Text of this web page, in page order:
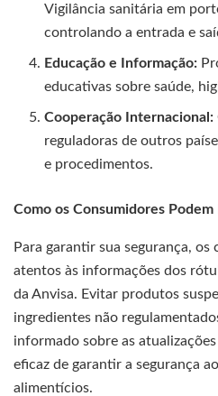
Vigilância sanitária em
controlando a entrada e
Educação e Informação:
educativas sobre saúde,
Cooperação Internacional:
reguladoras de outros
e procedimentos.
Como os Consumidores Podem
Para garantir sua segurança,
atentos às informações dos
da Anvisa. Evitar produtos
ingredientes não
informado sobre as
eficaz de garantir a segurança
alimentícios.